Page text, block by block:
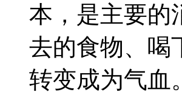
本，是主要的
去的食物、喝
转变成为气血